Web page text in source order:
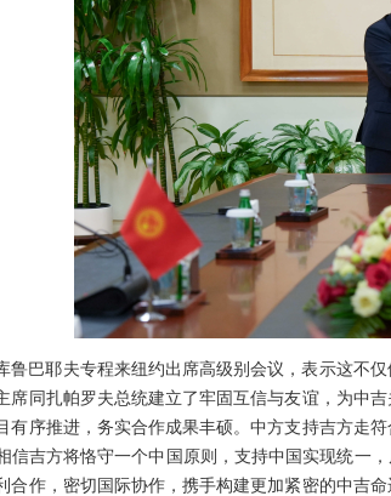
鲁巴耶夫专程来纽约出席高级别会议，表示这不
席同扎帕罗夫总统建立了牢固互信与友谊，为中
有序推进，务实合作成果丰硕。中方支持吉方走
信吉方将恪守一个中国原则，支持中国实现统一
合作，密切国际协作，携手构建更加紧密的中吉